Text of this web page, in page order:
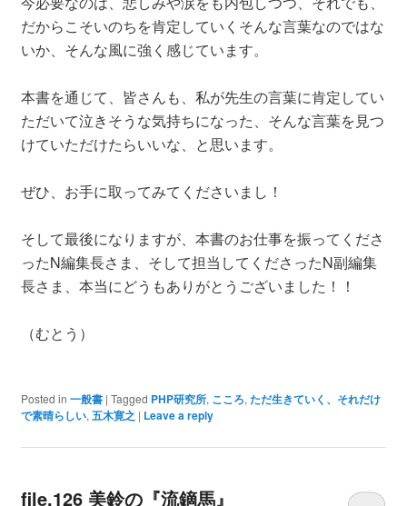
だからこそいのちを肯定していくそんな言葉なのではな
いか、そんな風に強く感じています。
本書を通じて、皆さんも、私が先生の言葉に肯定してい
ただいて泣きそうな気持ちになった、そんな言葉を見つ
けていただけたらいいな、と思います。
ぜひ、お手に取ってみてくださいまし！
そして最後になりますが、本書のお仕事を振ってくださ
ったN編集長さま、そして担当してくださったN副編集
長さま、本当にどうもありがとうございました！！
（むとう）
Posted in 一般書 | Tagged PHP研究所, こころ, ただ生きていく、それだけ
で素晴らしい, 五木寛之 | Leave a reply
file.126 美鈴の『流鏑馬』